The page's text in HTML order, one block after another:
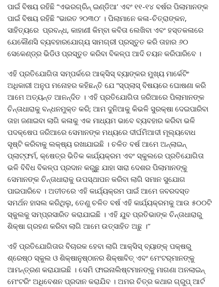
ପାଇଁ ବିଷୟ ରହିଛି “ଏଭରଗ୍ରିନ୍ ଇଣ୍ଡିଆ’ ଏବଂ ୧୧-୧୪ ବର୍ଷର ପିଲାମାନଙ୍କ
ପାଇଁ ବିଷୟ ରହିଛି “ଭାରତ ୨୦୩୦’ । ପିଲାମାନେ କଳା-ଚିତ୍ରାଙ୍କନ,
ସାହିତ୍ୟରେ ପ୍ରବନ୍ଧ, କାହାଣୀ କିମ୍ବା କବିତା ଲେଖିବା ଏବଂ ହସ୍ତକଳାରେ
ଯେକୌଣସି ବ୍ୟବହାରଯୋଗ୍ୟ ସାମଗ୍ରୀ ପ୍ରସ୍ତୁତ କରି ତାହାର ୬୦
ସେକେଣ୍ଡ୍‌ର ଭିଡିଓ ପ୍ରସ୍ତୁତ କରିବା ବିକଳ୍ପ ଆଦି ଚୟନ କରିପାରିବେ ।
ଏହି ପ୍ରତିଯୋଗିତା ସମ୍ପର୍କରେ ଆକ୍ସିସ୍ ବ୍ୟାଙ୍କର ମୁଖ୍ୟ ମାର୍କେଟିଂ
ଅଧିକାରୀ ଅନୁପ ମନୋହର କହିଛନ୍ତି ଯେ “ସ୍ପ୍ଲାସ୍ ବିଷୟରେ ଘୋଷଣା କରି
ଆମେ ଅତ୍ୟନ୍ତ ଆନନ୍ଦିତ । ଏହି ପ୍ରତିଯୋଗିତା ଜରିଆରେ ପିଲାମାନଙ୍କ
ଚିନ୍ତାଧାରାକୁ ବନ୍ଧନମୁକ୍ତ କରି; ଆମ ଦୁନିଆକୁ କିଭଳି ସୁରକ୍ଷା ଦେଇପାରିବା
ତାହା ଜଣାଇବା ଲାଗି କଳାକୁ ଏକ ମାଧ୍ୟମ ଭାବେ ବ୍ୟବହାର କରିବା ଭଳି
ପଦକ୍ଷେପ ଜରିଆରେ ସେମାନଙ୍କ ମଧ୍ୟରେ ଦୀର୍ଘମିଆଦୀ ମୂଲ୍ୟବୋଧ
ସୃଷ୍ଟି କରିବାକୁ ଲକ୍ଷ୍ୟ ରଖାଯାଇଛି । ଚଳିତ ବର୍ଷ ଆମେ ଅନ୍‌ଲାଇନ୍
ପ୍ଲାଟ୍‌ଫର୍ମ, କ୍ଷେତ୍ର ଭିତିକ କାର୍ଯ୍ୟକ୍ରମ ଏବଂ ସ୍କୁଲରେ ପ୍ରତିଯୋଗିତା
ଭଳି ବିବିଧ ବିକଳ୍ପ ପ୍ରଦାନ କରୁଛୁ ଯାହା ସାରା ଦେଶର ପିଲାମାନଙ୍କୁ
ସେମାନଙ୍କ ଚିନ୍ତାଧାରାକୁ ଉପସ୍ଥାପନ କରିବା ଲାଗି ସମାନ ସୁଯୋଗ
ପାଇପାରିବେ । ଅତୀତରେ ଏହି କାର୍ଯ୍ୟକ୍ରମ ପାଇଁ ଆମେ ଜବରଦସ୍ତ
ସମର୍ଥନ ହାସଲ କରିଥିଲୁ, ତେଣୁ ଚଳିତ ବର୍ଷ ଏହି କାର୍ଯ୍ୟକ୍ରମକୁ ଆଉ ୫୦୦ଟି
ସ୍କୁଲକୁ ସମ୍ପ୍ରସାରିତ କରାଯାଇଛି । ଏହି ଯୁବ ପ୍ରତିଭାଙ୍କ ଚିନ୍ତାଧାରାରୁ
ଶିକ୍ଷା ଗ୍ରହଣ କରିବା ଲାଗି ଆମେ ଉତ୍ସାହିତ ଅଛୁ ।’’
ଏହି ପ୍ରତିଯୋଗିତାର ବିଚାରକ ହେବା ଲାଗି ଆକ୍ସିସ୍ ବ୍ୟାଙ୍କ୍ ପକ୍ଷରୁ
ଶ୍ରେଷ୍ଠ ସ୍କୁଲ ଓ ଶିକ୍ଷାନୁଷ୍ଠାନର ଶିକ୍ଷାବିତ୍ ଏବଂ ମେଂଟର୍‌ମାନଙ୍କୁ
ଆମନ୍ତ୍ରଣ କରାଯାଇଛି । ସେମି ଫାଇନାଲିଷ୍ଟମାନଙ୍କୁ ମାଗଣା ଅନଲାଇନ୍
ମେଂଟରିଂ ଅଧିବେଶନ ପ୍ରଦାନ କରାଯିବ । ଅମର ଚିତ୍ର କଥାର ଗ୍ରୁପ୍ ଆର୍ଟ